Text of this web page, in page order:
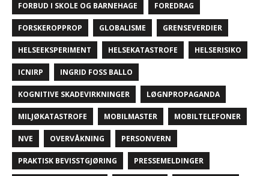
FORBUD I SKOLE OG BARNEHAGE FOREDRAG
FORSKEROPPROP GLOBALISME GRENSEVERDIER
HELSEEKSPERIMENT HELSEKATASTROFE HELSERISIKO
ICNIRP INGRID FOSS BALLO
KOGNITIVE SKADEVIRKNINGER LØGNPROPAGANDA
MILJØKATASTROFE MOBILMASTER MOBILTELEFONER
NVE OVERVÅKNING PERSONVERN
PRAKTISK BEVISSTGJØRING PRESSEMELDINGER